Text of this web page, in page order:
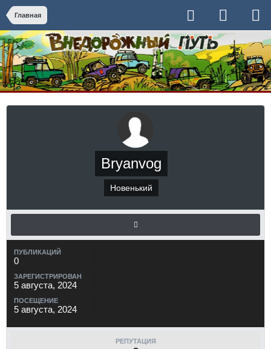
Главная
Bryanvog
Новенький
ПУБЛИКАЦИЙ
0
ЗАРЕГИСТРИРОВАН
5 августа, 2024
ПОСЕЩЕНИЕ
5 августа, 2024
РЕПУТАЦИЯ